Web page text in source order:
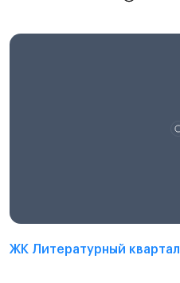
ЖК Литературный квартал